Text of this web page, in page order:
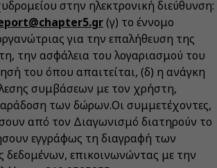
στην ηλεκτρονική διεύθυνση:
(γ) το έννομο
για την επαλήθευση της
την ασφάλεια του λογαριασμού του
του όπου απαιτείται, (δ) η ανάγκη
συμβάσεων με τον χρήστη,
των δώρων.Οι συμμετέχοντες,
από τον Διαγωνισμό διατηρούν το
εγγράφως τη διαγραφή των
επικοινωνώντας με την